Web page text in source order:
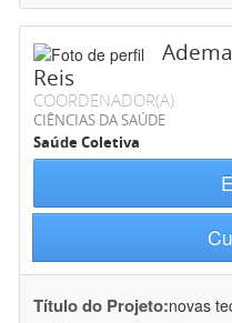
Reis
COORDENADOR(A)
CIÊNCIAS DA SAÚDE
Saúde Coletiva
Título do Projeto:novas